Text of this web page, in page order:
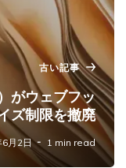
古い記事
がウェブフッ
ズ制限を撤廃
6月2日 1 min read